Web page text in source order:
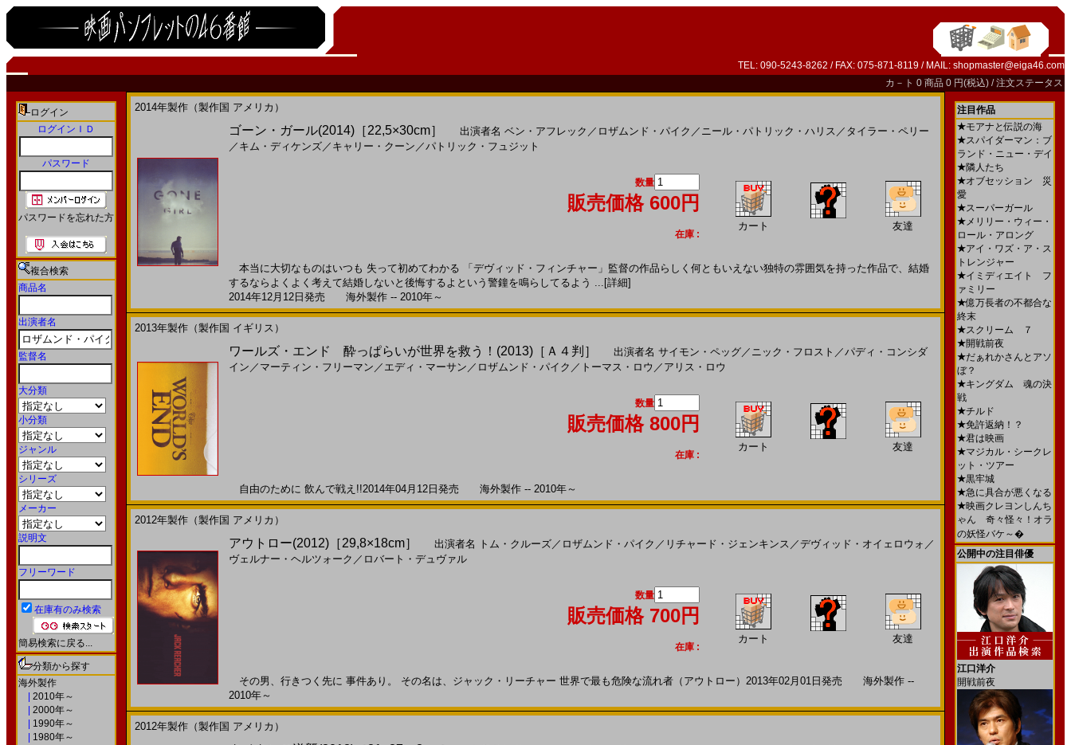
TEL: 090-5243-8262 / FAX: 075-871-8119 / MAIL: shopmaster@eiga46.com
カ－ト 0 商品 0 円(税込) /注文ステータス
ログイン
ログインＩＤ
パスワード
パスワードを忘れた方
複合検索
商品名
出演者名
監督名
大分類
小分類
ジャンル
シリーズ
メーカー
説明文
フリーワード
在庫有のみ検索
簡易検索に戻る...
分類から探す
海外製作
2010年～
2000年～
1990年～
1980年～
2014年製作（製作国 アメリカ）
ゴーン・ガール(2014)［22,5×30cm］ 出演者名 ベン・アフレック ／ ロザムンド・パイク ／ ニール・パトリック・ハリス ／ タイラー・ペリー
／ キム・ディケンズ／ キャリー・クーン ／パトリック・フュジット
数量
販売価格 600円
在庫 :
カート 友達
本当に大切なものはいつも 失って初めてわかる 「デヴィッド・フィンチャー」監督の作品らしく何ともいえない独特の雰囲気を持った作品で、結婚
するならよくよく考えて結婚しないと後悔するよという警鐘を鳴らしてるよう ... [詳細]
2014年12月12日発売 海外製作 -- 2010年～
2013年製作（製作国 イギリス）
ワールズ・エンド 酔っぱらいが世界を救う！(2013)［Ａ４判］ 出演者名 サイモン・ペッグ／ ニック・フロスト ／パディ・コンシダ
イン ／ マーティン・フリーマン ／ エディ・マーサン ／ ロザムンド・パイク ／ トーマス・ロウ ／ アリス・ロウ
数量
販売価格 800円
在庫 :
カート 友達
自由のために 飲んで戦え!!2014年04月12日発売 海外製作 -- 2010年～
2012年製作（製作国 アメリカ）
アウトロー(2012)［29,8×18cm］ 出演者名 トム・クルーズ／ ロザムンド・パイク ／ リチャード・ジェンキンス ／デヴィッド・オイェロウォ ／
ヴェルナー・ヘルツォーク ／ ロバート・デュヴァル
数量
販売価格 700円
在庫 :
カート 友達
その男、行きつく先に 事件あり。 その名は、ジャック・リーチャー 世界で最も危険な流れ者（アウトロー）2013年02月01日発売 海外製作 --
2010年～
2012年製作（製作国 アメリカ）
注目作品
★モアナと伝説の海
★スパイダーマン：ブ
ランド・ニュー・デイ
★隣人たち
★オブセッション 災
愛
★スーパーガール
★メリリー・ウィー・
ロール・アロング
★アイ・ワズ・ア・ス
トレンジャー
★イミディエイト フ
ァミリー
★億万長者の不都合な
終末
★スクリーム ７
★開戦前夜
★だぁれかさんとアソ
ぼ？
★キングダム 魂の決
戦
★チルド
★免許返納！？
★君は映画
★マジカル・シークレ
ット・ツアー
★黒牢城
★急に具合が悪くなる
★映画クレヨンしんち
ゃん 奇々怪々！オラ
の妖怪バケ～�
公開中の注目俳優
江口洋介
開戦前夜